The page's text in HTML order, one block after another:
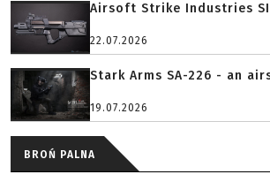
Airsoft Strike Industries
22.07.2026
Stark Arms SA-226 - an
19.07.2026
BROŃ PALNA